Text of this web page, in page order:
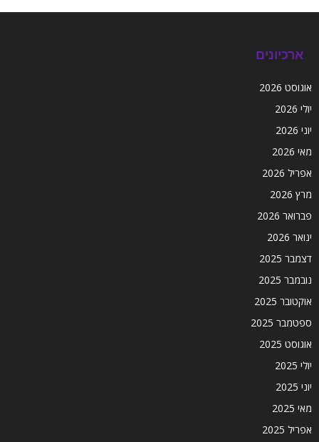
ארכיונים
אוגוסט 2026
יולי 2026
יוני 2026
מאי 2026
אפריל 2026
מרץ 2026
פברואר 2026
ינואר 2026
דצמבר 2025
נובמבר 2025
אוקטובר 2025
ספטמבר 2025
אוגוסט 2025
יולי 2025
יוני 2025
מאי 2025
אפריל 2025